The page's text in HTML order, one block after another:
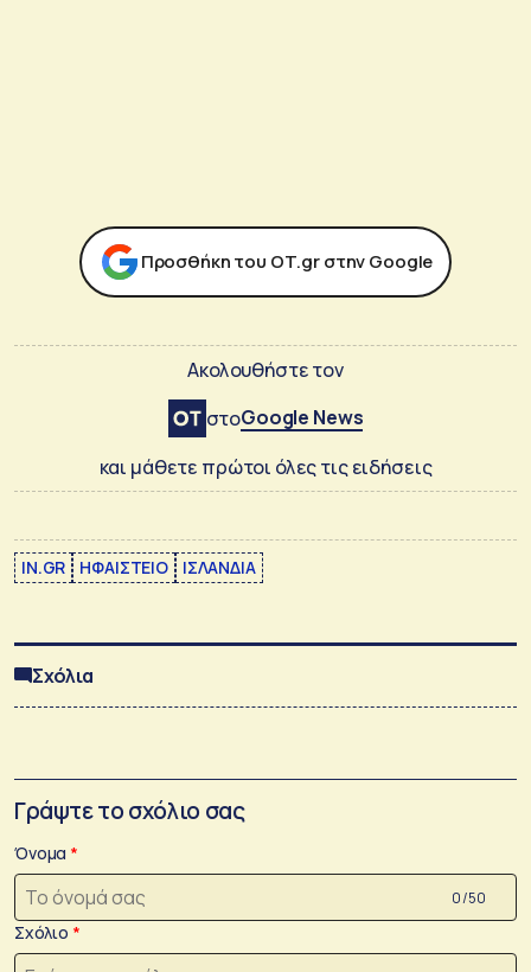
Προσθήκη του ΟΤ.gr στην Google
Ακολουθήστε τον
στοGoogle News
και μάθετε πρώτοι όλες τις ειδήσεις
IN.GR ΗΦΑΙΣΤΕΙΟ ΙΣΛΑΝΔΙΑ
Σχόλια
Γράψτε το σχόλιο σας
Όνομα
0 /50
Σχόλιο